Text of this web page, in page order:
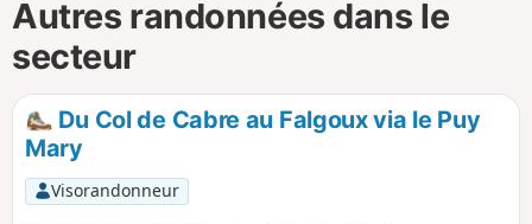
Autres randonnées dans le
secteur
Du Col de Cabre au Falgoux via le Puy
Mary
Visorandonneur